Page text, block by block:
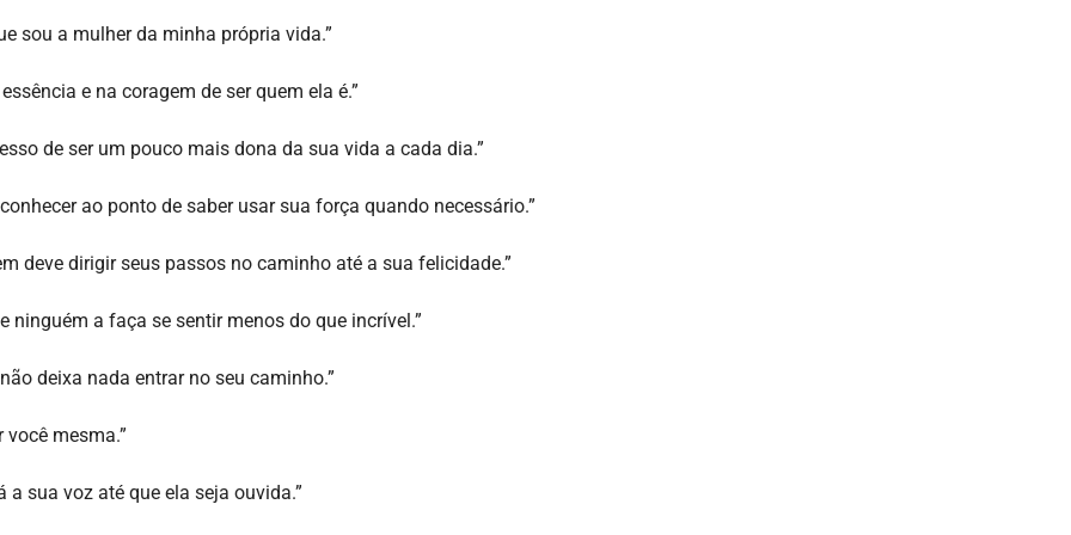
sou a mulher da minha própria vida.”
e na coragem de ser quem ela é.”
de ser um pouco mais dona da sua vida a cada dia.”
ao ponto de saber usar sua força quando necessário.”
deve dirigir seus passos no caminho até a sua felicidade.”
a faça se sentir menos do que incrível.”
deixa nada entrar no seu caminho.”
mesma.”
sua voz até que ela seja ouvida.”